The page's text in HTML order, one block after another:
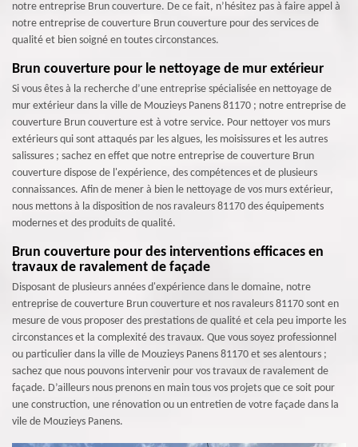
notre entreprise Brun couverture. De ce fait, n’hésitez pas à faire appel à
notre entreprise de couverture Brun couverture pour des services de
qualité et bien soigné en toutes circonstances.
Brun couverture pour le nettoyage de mur extérieur
Si vous êtes à la recherche d’une entreprise spécialisée en nettoyage de
mur extérieur dans la ville de Mouzieys Panens 81170 ; notre entreprise de
couverture Brun couverture est à votre service. Pour nettoyer vos murs
extérieurs qui sont attaqués par les algues, les moisissures et les autres
salissures ; sachez en effet que notre entreprise de couverture Brun
couverture dispose de l'expérience, des compétences et de plusieurs
connaissances. Afin de mener à bien le nettoyage de vos murs extérieur,
nous mettons à la disposition de nos ravaleurs 81170 des équipements
modernes et des produits de qualité.
Brun couverture pour des interventions efficaces en
travaux de ravalement de façade
Disposant de plusieurs années d'expérience dans le domaine, notre
entreprise de couverture Brun couverture et nos ravaleurs 81170 sont en
mesure de vous proposer des prestations de qualité et cela peu importe les
circonstances et la complexité des travaux. Que vous soyez professionnel
ou particulier dans la ville de Mouzieys Panens 81170 et ses alentours ;
sachez que nous pouvons intervenir pour vos travaux de ravalement de
façade. D’ailleurs nous prenons en main tous vos projets que ce soit pour
une construction, une rénovation ou un entretien de votre façade dans la
vile de Mouzieys Panens.